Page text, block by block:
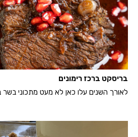
בריסקט ברכז רימונים
לאורך השנים עלו כאן לא מעט מתכוני בשר